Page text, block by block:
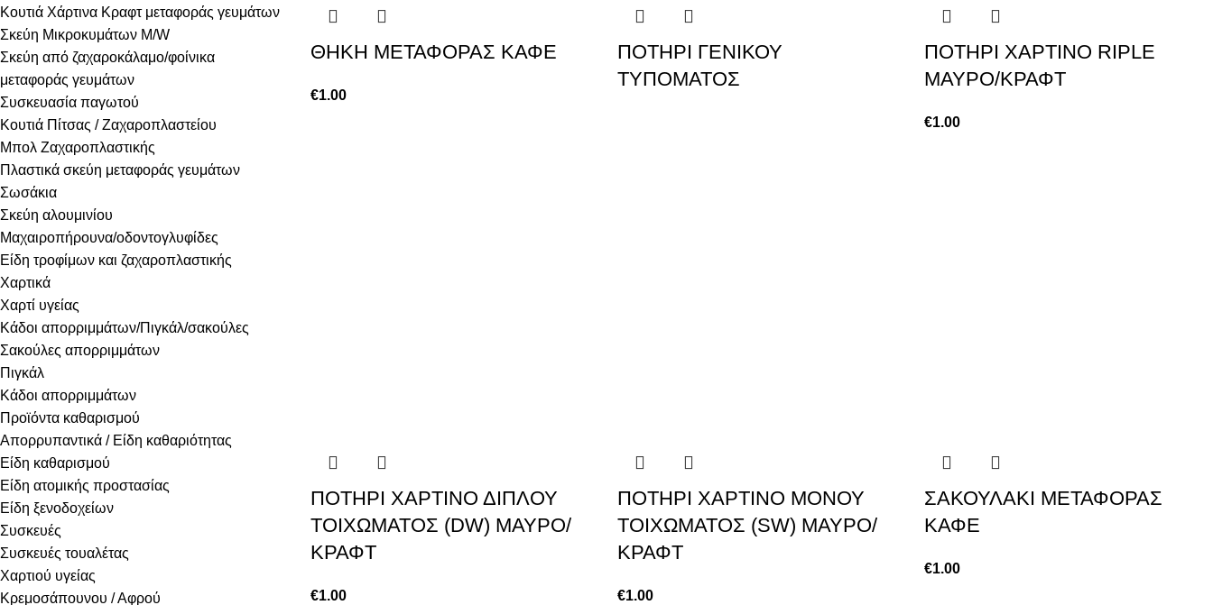
Κουτιά Χάρτινα Κραφτ μεταφοράς γευμάτων
Σκεύη Μικροκυμάτων Μ/W
Σκεύη από ζαχαροκάλαμο/φοίνικα
μεταφοράς γευμάτων
Συσκευασία παγωτού
Κουτιά Πίτσας / Ζαχαροπλαστείου
Μπολ Ζαχαροπλαστικής
Πλαστικά σκεύη μεταφοράς γευμάτων
Σωσάκια
Σκεύη αλουμινίου
Μαχαιροπήρουνα/οδοντογλυφίδες
Είδη τροφίμων και ζαχαροπλαστικής
Χαρτικά
Χαρτί υγείας
Κάδοι απορριμμάτων/Πιγκάλ/σακούλες
Σακούλες απορριμμάτων
Πιγκάλ
Κάδοι απορριμμάτων
Προϊόντα καθαρισμού
Απορρυπαντικά / Είδη καθαριότητας
Είδη καθαρισμού
Είδη ατομικής προστασίας
Είδη ξενοδοχείων
Συσκευές
Συσκευές τουαλέτας
Χαρτιού υγείας
Κρεμοσάπουνου / Αφρού
ΘΗΚΗ ΜΕΤΑΦΟΡΑΣ ΚΑΦΕ
€1.00
ΠΟΤΗΡΙ ΓΕΝΙΚΟΥ
ΤΥΠΟΜΑΤΟΣ
ΠΟΤΗΡΙ ΧΑΡΤΙΝΟ RIPLE
ΜΑΥΡΟ/ΚΡΑΦΤ
€1.00
ΠΟΤΗΡΙ ΧΑΡΤΙΝΟ ΔΙΠΛΟΥ
ΤΟΙΧΩΜΑΤΟΣ (DW) ΜΑΥΡΟ/
ΚΡΑΦΤ
€1.00
ΠΟΤΗΡΙ ΧΑΡΤΙΝΟ ΜΟΝΟΥ
ΤΟΙΧΩΜΑΤΟΣ (SW) ΜΑΥΡΟ/
ΚΡΑΦΤ
€1.00
ΣΑΚΟΥΛΑΚΙ ΜΕΤΑΦΟΡΑΣ
ΚΑΦΕ
€1.00